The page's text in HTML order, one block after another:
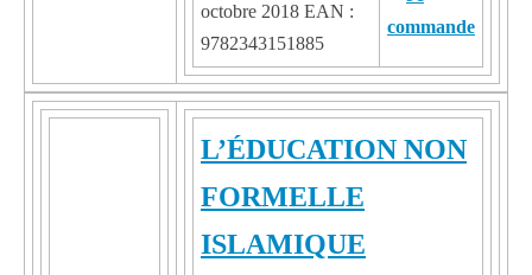
octobre 2018 EAN :
9782343151885
L’ÉDUCATION NON
FORMELLE
ISLAMIQUE